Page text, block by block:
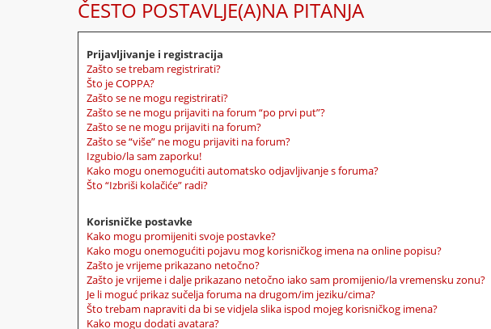
ČESTO POSTAVLJE(A)NA PITANJA
Prijavljivanje i registracija
Zašto se trebam registrirati?
Što je COPPA?
Zašto se ne mogu registrirati?
Zašto se ne mogu prijaviti na forum “po prvi put”?
Zašto se ne mogu prijaviti na forum?
Zašto se “više” ne mogu prijaviti na forum?
Izgubio/la sam zaporku!
Kako mogu onemogućiti automatsko odjavljivanje s foruma?
Što “Izbriši kolačiće” radi?
Korisničke postavke
Kako mogu promijeniti svoje postavke?
Kako mogu onemogućiti pojavu mog korisničkog imena na online popisu?
Zašto je vrijeme prikazano netočno?
Zašto je vrijeme i dalje prikazano netočno iako sam promijenio/la vremensku zonu?
Je li moguć prikaz sučelja foruma na drugom/im jeziku/cima?
Što trebam napraviti da bi se vidjela slika ispod mojeg korisničkog imena?
Kako mogu dodati avatara?